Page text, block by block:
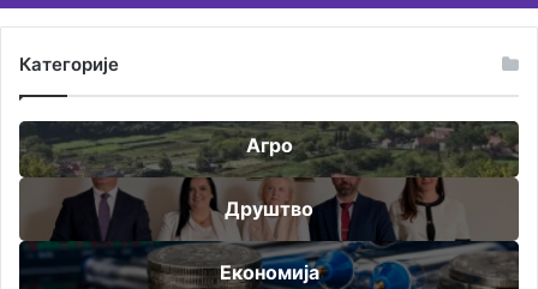
Категорије
Агро
Друштво
Економија